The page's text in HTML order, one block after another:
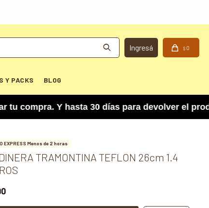
Y PACKS BLOG
$ 0
Y hasta 30 días para devolver el
EXPRESS Menos de 2 horas
TRAMONTINA TEFLON 26cm 1.4